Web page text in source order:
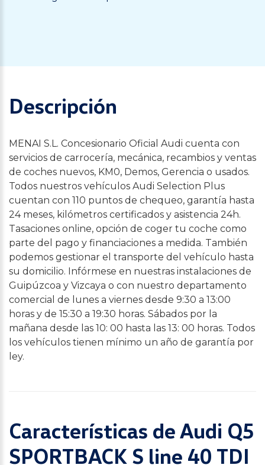
Descripción
MENAI S.L. Concesionario Oficial Audi cuenta con
servicios de carrocería, mecánica, recambios y ventas
de coches nuevos, KM0, Demos, Gerencia o usados.
Todos nuestros vehículos Audi Selection Plus
cuentan con 110 puntos de chequeo, garantía hasta
24 meses, kilómetros certificados y asistencia 24h.
Tasaciones online, opción de coger tu coche como
parte del pago y financiaciones a medida. También
podemos gestionar el transporte del vehículo hasta
su domicilio. Infórmese en nuestras instalaciones de
Guipúzcoa y Vizcaya o con nuestro departamento
comercial de lunes a viernes desde 9:30 a 13:00
horas y de 15:30 a 19:30 horas. Sábados por la
mañana desde las 10: 00 hasta las 13: 00 horas. Todos
los vehículos tienen mínimo un año de garantía por
ley.
Características de Audi Q5
SPORTBACK S line 40 TDI